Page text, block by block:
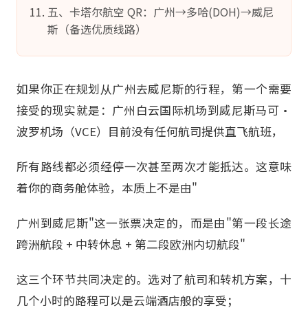
五、卡塔尔航空 QR：广州→多哈(DOH)→威尼
斯（备选优质线路）
如果你正在规划从广州去威尼斯的行程，第一个需要
接受的现实就是：广州白云国际机场到威尼斯马可·
波罗机场（VCE）目前没有任何航司提供直飞航班，
所有路线都必须经停一次甚至两次才能抵达。这意味
着你的商务舱体验，本质上不是由"
广州到威尼斯"这一张票决定的，而是由"第一段长途
跨洲航段 + 中转休息 + 第二段欧洲内切航段"
这三个环节共同决定的。选对了航司和转机方案，十
几个小时的路程可以是云端酒店般的享受；